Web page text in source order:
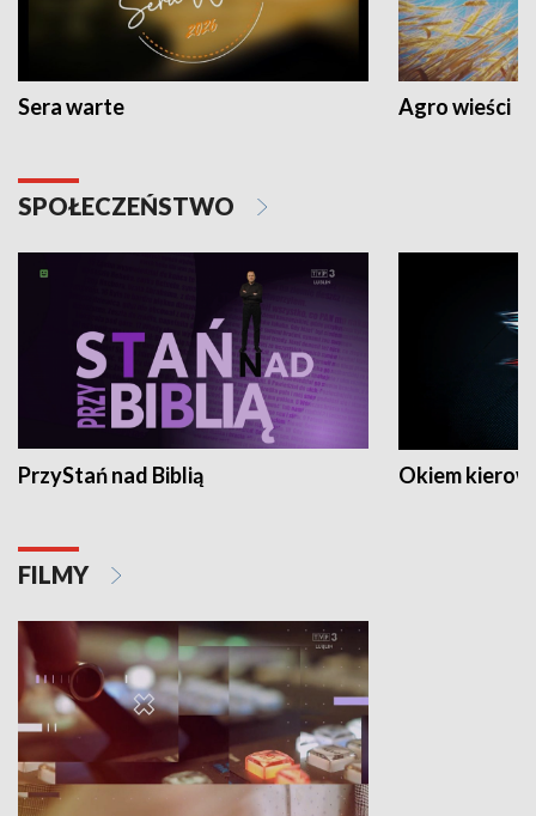
Sera warte Agro wieści
SPOŁECZEŃSTWO
PrzyStań nad Biblią Okiem
FILMY